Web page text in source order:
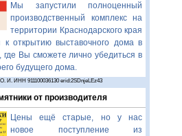
Мы запустили полноценный
производственный комплекс на
территории Краснодарского края
к открытию выставочного дома в
где Вы сможете лично убедиться в
будущего дома.
И. ИНН 911100036130 erid:2SDnjeLEz43
от производителя
Цены ещё старые, но у нас
новое поступление из